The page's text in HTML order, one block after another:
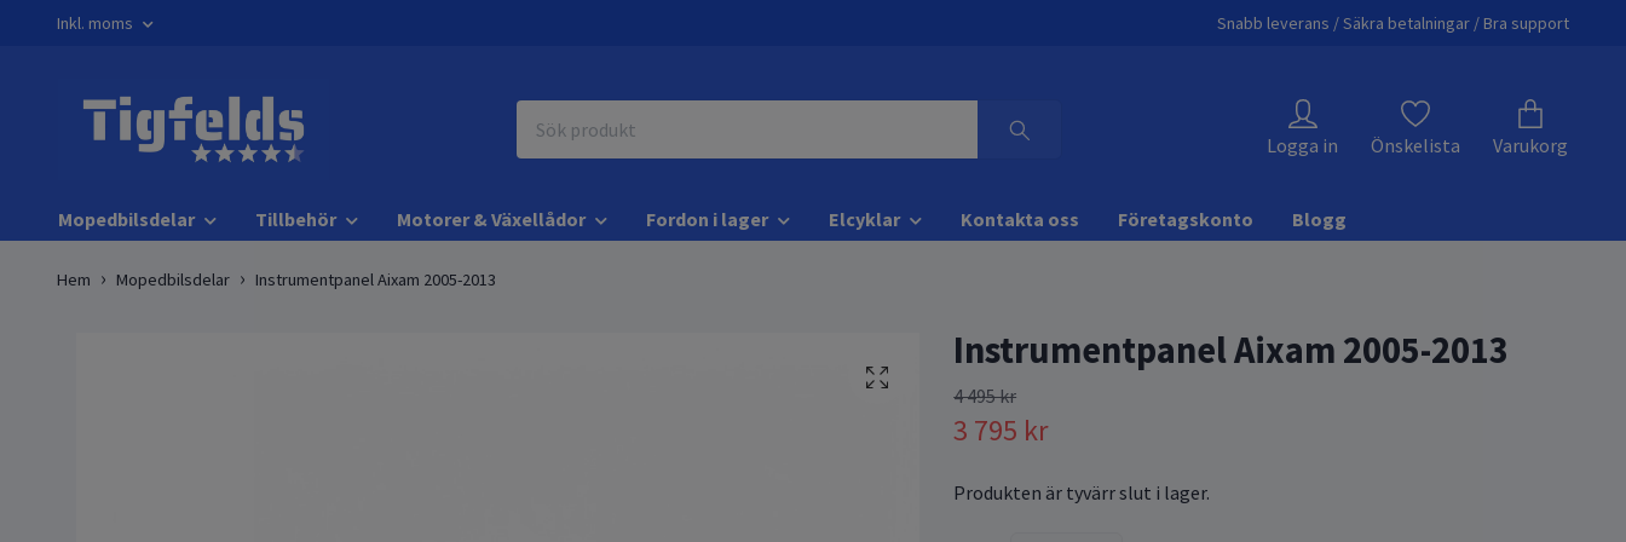
Inkl. moms Snabb leverans / Säkra betalningar / Bra support
Logga in Önskelista Varukorg
Mopedbilsdelar Tillbehör Motorer & Växellådor Fordon i lager Elcyklar Kontakta oss Företagskonto Blogg
Hem Mopedbilsdelar Instrumentpanel Aixam 2005-2013
Instrumentpanel Aixam 2005-2013
4 495 kr
3 795 kr
Produkten är tyvärr slut i lager.